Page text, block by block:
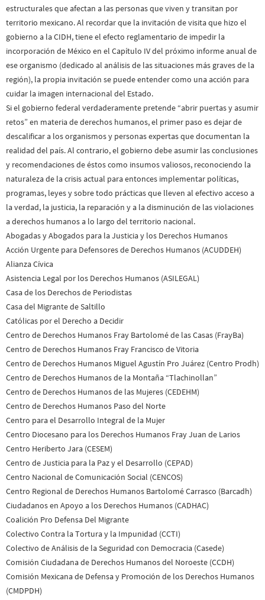
estructurales que afectan a las personas que viven y transitan por
territorio mexicano. Al recordar que la invitación de visita que hizo el
gobierno a la CIDH, tiene el efecto reglamentario de impedir la
incorporación de México en el Capítulo IV del próximo informe anual de
ese organismo (dedicado al análisis de las situaciones más graves de la
región), la propia invitación se puede entender como una acción para
cuidar la imagen internacional del Estado.
Si el gobierno federal verdaderamente pretende “abrir puertas y asumir
retos” en materia de derechos humanos, el primer paso es dejar de
descalificar a los organismos y personas expertas que documentan la
realidad del país. Al contrario, el gobierno debe asumir las conclusiones
y recomendaciones de éstos como insumos valiosos, reconociendo la
naturaleza de la crisis actual para entonces implementar políticas,
programas, leyes y sobre todo prácticas que lleven al efectivo acceso a
la verdad, la justicia, la reparación y a la disminución de las violaciones
a derechos humanos a lo largo del territorio nacional.
Abogadas y Abogados para la Justicia y los Derechos Humanos
Acción Urgente para Defensores de Derechos Humanos (ACUDDEH)
Alianza Cívica
Asistencia Legal por los Derechos Humanos (ASILEGAL)
Casa de los Derechos de Periodistas
Casa del Migrante de Saltillo
Católicas por el Derecho a Decidir
Centro de Derechos Humanos Fray Bartolomé de las Casas (FrayBa)
Centro de Derechos Humanos Fray Francisco de Vitoria
Centro de Derechos Humanos Miguel Agustín Pro Juárez (Centro Prodh)
Centro de Derechos Humanos de la Montaña “Tlachinollan”
Centro de Derechos Humanos de las Mujeres (CEDEHM)
Centro de Derechos Humanos Paso del Norte
Centro para el Desarrollo Integral de la Mujer
Centro Diocesano para los Derechos Humanos Fray Juan de Larios
Centro Heriberto Jara (CESEM)
Centro de Justicia para la Paz y el Desarrollo (CEPAD)
Centro Nacional de Comunicación Social (CENCOS)
Centro Regional de Derechos Humanos Bartolomé Carrasco (Barcadh)
Ciudadanos en Apoyo a los Derechos Humanos (CADHAC)
Coalición Pro Defensa Del Migrante
Colectivo Contra la Tortura y la Impunidad (CCTI)
Colectivo de Análisis de la Seguridad con Democracia (Casede)
Comisión Ciudadana de Derechos Humanos del Noroeste (CCDH)
Comisión Mexicana de Defensa y Promoción de los Derechos Humanos
(CMDPDH)